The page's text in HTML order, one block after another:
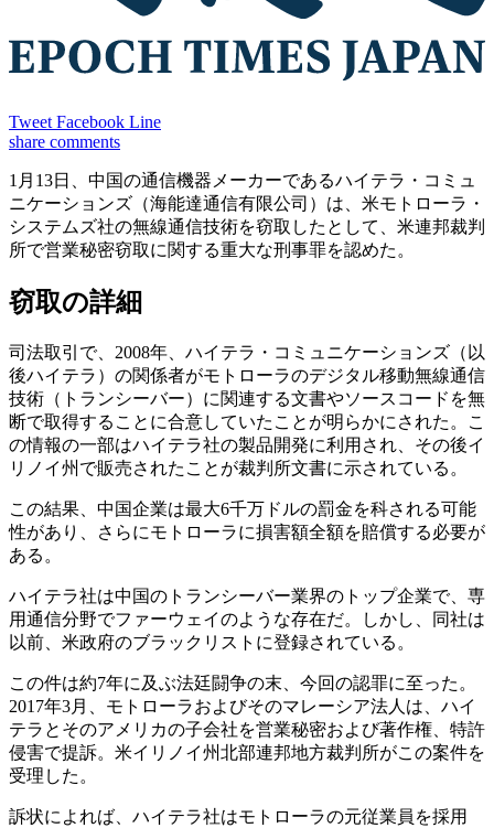
Tweet Facebook Line
share comments
1月13日、中国の通信機器メーカーであるハイテラ・コミュ
ニケーションズ（海能達通信有限公司）は、米モトローラ・
システムズ社の無線通信技術を窃取したとして、米連邦裁判
所で営業秘密窃取に関する重大な刑事罪を認めた。
窃取の詳細
司法取引で、2008年、ハイテラ・コミュニケーションズ（以
後ハイテラ）の関係者がモトローラのデジタル移動無線通信
技術（トランシーバー）に関連する文書やソースコードを無
断で取得することに合意していたことが明らかにされた。こ
の情報の一部はハイテラ社の製品開発に利用され、その後イ
リノイ州で販売されたことが裁判所文書に示されている。
この結果、中国企業は最大6千万ドルの罰金を科される可能
性があり、さらにモトローラに損害額全額を賠償する必要が
ある。
ハイテラ社は中国のトランシーバー業界のトップ企業で、専
用通信分野でファーウェイのような存在だ。しかし、同社は
以前、米政府のブラックリストに登録されている。
この件は約7年に及ぶ法廷闘争の末、今回の認罪に至った。
2017年3月、モトローラおよびそのマレーシア法人は、ハイ
テラとそのアメリカの子会社を営業秘密および著作権、特許
侵害で提訴。米イリノイ州北部連邦地方裁判所がこの案件を
受理した。
訴状によれば、ハイテラ社はモトローラの元従業員を採用